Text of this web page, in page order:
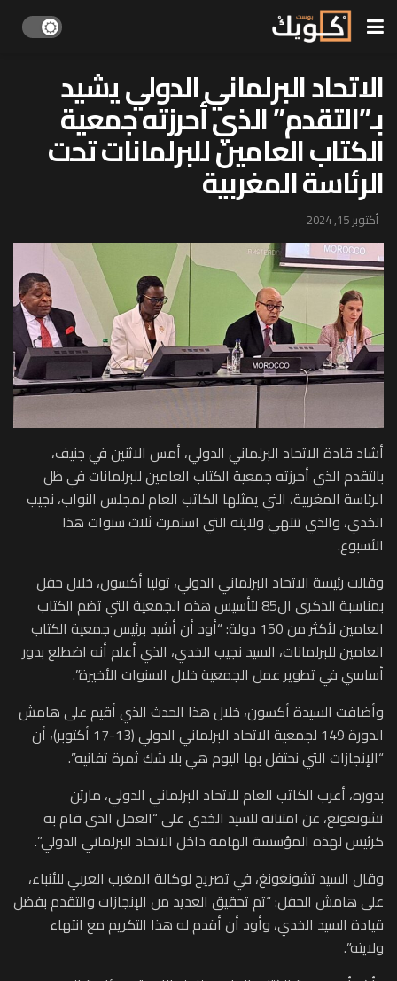
الاتحاد البرلماني الدولي يشيد
بـ”التقدم” الذي أحرزته جمعية
الكتاب العامين للبرلمانات تحت
الرئاسة المغربية
أكتوبر 15, 2024
أشاد قادة الاتحاد البرلماني الدولي، أمس الاثنين في جنيف،
بالتقدم الذي أحرزته جمعية الكتاب العامين للبرلمانات في ظل
الرئاسة المغربية، التي يمثلها الكاتب العام لمجلس النواب، نجيب
الخدي، والذي تنتهي ولايته التي استمرت ثلاث سنوات هذا
الأسبوع.
وقالت رئيسة الاتحاد البرلماني الدولي، توليا أكسون، خلال حفل
بمناسبة الذكرى ال85 لتأسيس هذه الجمعية التي تضم الكتاب
العامين لأكثر من 150 دولة: “أود أن أشيد برئيس جمعية الكتاب
العامين للبرلمانات، السيد نجيب الخدي، الذي أعلم أنه اضطلع بدور
أساسي في تطوير عمل الجمعية خلال السنوات الأخيرة”.
وأضافت السيدة أكسون، خلال هذا الحدث الذي أقيم على هامش
الدورة 149 لجمعية الاتحاد البرلماني الدولي (13-17 أكتوبر)، أن
“الإنجازات التي نحتفل بها اليوم هي بلا شك ثمرة تفانيه”.
بدوره، أعرب الكاتب العام للاتحاد البرلماني الدولي، مارتن
تشونغونغ، عن امتنانه للسيد الخدي على “العمل الذي قام به
كرئيس لهذه المؤسسة الهامة داخل الاتحاد البرلماني الدولي”.
وقال السيد تشونغونغ، في تصريح لوكالة المغرب العربي للأنباء،
على هامش الحفل: “تم تحقيق العديد من الإنجازات والتقدم بفضل
قيادة السيد الخدي، وأود أن أقدم له هذا التكريم مع انتهاء
ولايته”.